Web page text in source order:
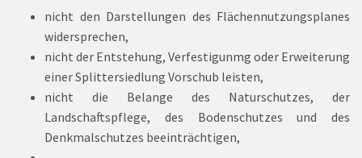
nicht den Darstellungen des Flächennutzungsplanes
widersprechen,
nicht der Entstehung, Verfestigunmg oder Erweiterung
einer Splittersiedlung Vorschub leisten,
nicht die Belange des Naturschutzes, der
Landschaftspflege, des Bodenschutzes und des
Denkmalschutzes beeinträchtigen,